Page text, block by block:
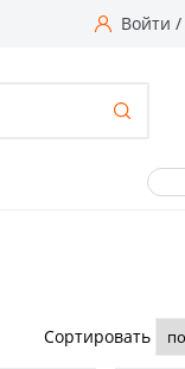
Войти /
Сортировать